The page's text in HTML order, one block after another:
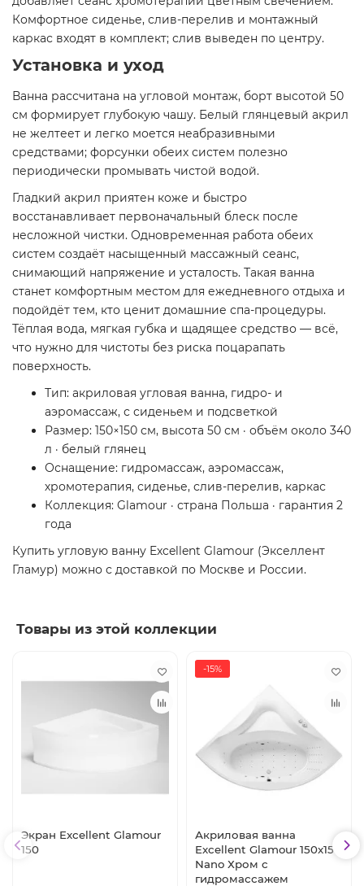
Комфортное сиденье, слив-перелив и монтажный
каркас входят в комплект; слив выведен по центру.
Установка и уход
Ванна рассчитана на угловой монтаж, борт высотой 50
см формирует глубокую чашу. Белый глянцевый акрил
не желтеет и легко моется неабразивными
средствами; форсунки обеих систем полезно
периодически промывать чистой водой.
Гладкий акрил приятен коже и быстро
восстанавливает первоначальный блеск после
несложной чистки. Одновременная работа обеих
систем создаёт насыщенный массажный сеанс,
снимающий напряжение и усталость. Такая ванна
станет комфортным местом для ежедневного отдыха и
подойдёт тем, кто ценит домашние спа-процедуры.
Тёплая вода, мягкая губка и щадящее средство — всё,
что нужно для чистоты без риска поцарапать
поверхность.
Тип: акриловая угловая ванна, гидро- и
аэромассаж, с сиденьем и подсветкой
Размер: 150×150 см, высота 50 см · объём около 340
л · белый глянец
Оснащение: гидромассаж, аэромассаж,
хромотерапия, сиденье, слив-перелив, каркас
Коллекция: Glamour · страна Польша · гарантия 2
года
Купить угловую ванну Excellent Glamour (Экселлент
Гламур) можно с доставкой по Москве и России.
Товары из этой коллекции
Экран Excellent Glamour
150
-15%
Акриловая ванна
Excellent Glamour 150x150
Nano Хром с
гидромассажем